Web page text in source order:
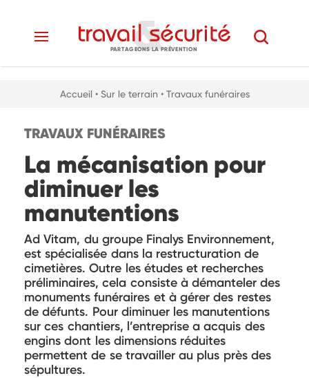
PARTAGEONS LA PRÉVENTION
Accueil • Sur le terrain • Travaux funéraires
TRAVAUX FUNÉRAIRES
La mécanisation pour
diminuer les
manutentions
Ad Vitam, du groupe Finalys Environnement,
est spécialisée dans la restructuration de
cimetières. Outre les études et recherches
préliminaires, cela consiste à démanteler des
monuments funéraires et à gérer des restes
de défunts. Pour diminuer les manutentions
sur ces chantiers, l’entreprise a acquis des
engins dont les dimensions réduites
permettent de se travailler au plus près des
sépultures.